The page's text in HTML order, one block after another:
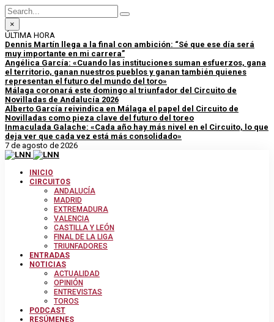
×
ÚLTIMA HORA
Dennis Martín llega a la final con ambición: “Sé que ese día será
muy importante en mi carrera”
Angélica García: «Cuando las instituciones suman esfuerzos, gana
el territorio, ganan nuestros pueblos y ganan también quienes
representan el futuro del mundo del toro»
Málaga coronará este domingo al triunfador del Circuito de
Novilladas de Andalucía 2026
Alberto García reivindica en Málaga el papel del Circuito de
Novilladas como pieza clave del futuro del toreo
Inmaculada Galache: «Cada año hay más nivel en el Circuito, lo que
deja ver que cada vez está más consolidado»
7 de agosto de 2026
INICIO
CIRCUITOS
ANDALUCÍA
MADRID
EXTREMADURA
VALENCIA
CASTILLA Y LEÓN
FINAL DE LA LIGA
TRIUNFADORES
ENTRADAS
NOTICIAS
ACTUALIDAD
OPINIÓN
ENTREVISTAS
TOROS
PODCAST
RESÚMENES